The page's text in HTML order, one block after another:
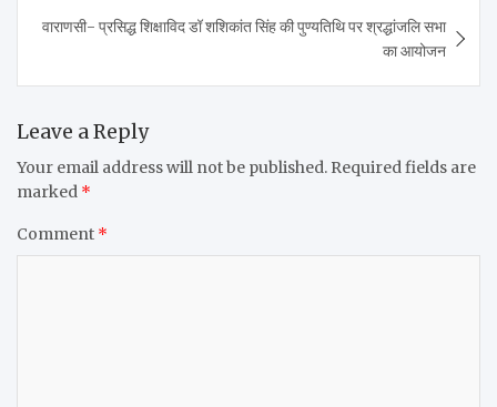
वाराणसी- प्रसिद्ध शिक्षाविद डॉ शशिकांत सिंह की पुण्यतिथि पर श्रद्धांजलि सभा
का आयोजन
Leave a Reply
Your email address will not be published. Required fields are
marked *
Comment *